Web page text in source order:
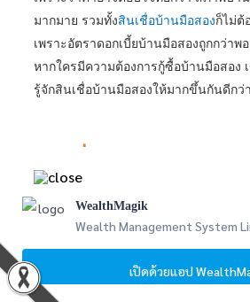
มากมาย รวมทั้งสินเชื่อบ้านมือสองก็ไม่ต้
เพราะอัตราดอกเบี้ยบ้านมือสองถูกกว่าพ
หากใครมีความต้องการกู้ซื้อบ้านมือสอง
รู้จักสินเชื่อบ้านมือสองให้มากขึ้นกันดีกว่
ลึกมากยิ่งขึ้น
สินเชื่อบ้านมือสองเป็นสินเชื่อสำหรับผู้ที่ต้
สองที่รองรับต่อการซื้อบ้านในทุกรูปแบบ
WealthMagik
Wealth Management System
เปิดด้วยแอป